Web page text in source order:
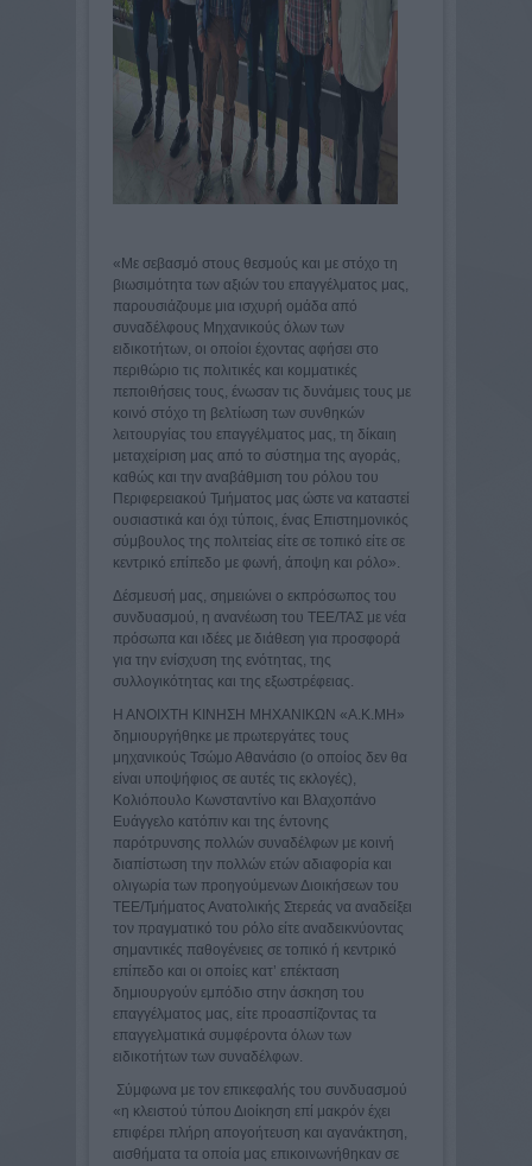
«Με σεβασμό στους θεσμούς και με στόχο τη
βιωσιμότητα των αξιών του επαγγέλματος μας,
παρουσιάζουμε μια ισχυρή ομάδα από
συναδέλφους Μηχανικούς όλων των
ειδικοτήτων, οι οποίοι έχοντας αφήσει στο
περιθώριο τις πολιτικές και κομματικές
πεποιθήσεις τους, ένωσαν τις δυνάμεις τους με
κοινό στόχο τη βελτίωση των συνθηκών
λειτουργίας του επαγγέλματος μας, τη δίκαιη
μεταχείριση μας από το σύστημα της αγοράς,
καθώς και την αναβάθμιση του ρόλου του
Περιφερειακού Τμήματος μας ώστε να καταστεί
ουσιαστικά και όχι τύποις, ένας Επιστημονικός
σύμβουλος της πολιτείας είτε σε τοπικό είτε σε
κεντρικό επίπεδο με φωνή, άποψη και ρόλο».
Δέσμευσή μας, σημειώνει ο εκπρόσωπος του
συνδυασμού, η ανανέωση του ΤΕΕ/ΤΑΣ με νέα
πρόσωπα και ιδέες με διάθεση για προσφορά
για την ενίσχυση της ενότητας, της
συλλογικότητας και της εξωστρέφειας.
Η ΑΝΟΙΧΤΗ ΚΙΝΗΣΗ ΜΗΧΑΝΙΚΩΝ «Α.Κ.ΜΗ»
δημιουργήθηκε με πρωτεργάτες τους
μηχανικούς Τσώμο Αθανάσιο (ο οποίος δεν θα
είναι υποψήφιος σε αυτές τις εκλογές),
Κολιόπουλο Κωνσταντίνο και Βλαχοπάνο
Ευάγγελο κατόπιν και της έντονης
παρότρυνσης πολλών συναδέλφων με κοινή
διαπίστωση την πολλών ετών αδιαφορία και
ολιγωρία των προηγούμενων Διοικήσεων του
ΤΕΕ/Τμήματος Ανατολικής Στερεάς να αναδείξει
τον πραγματικό του ρόλο είτε αναδεικνύοντας
σημαντικές παθογένειες σε τοπικό ή κεντρικό
επίπεδο και οι οποίες κατ’ επέκταση
δημιουργούν εμπόδιο στην άσκηση του
επαγγέλματος μας, είτε προασπίζοντας τα
επαγγελματικά συμφέροντα όλων των
ειδικοτήτων των συναδέλφων.
Σύμφωνα με τον επικεφαλής του συνδυασμού
«η κλειστού τύπου Διοίκηση επί μακρόν έχει
επιφέρει πλήρη απογοήτευση και αγανάκτηση,
αισθήματα τα οποία μας επικοινωνήθηκαν σε